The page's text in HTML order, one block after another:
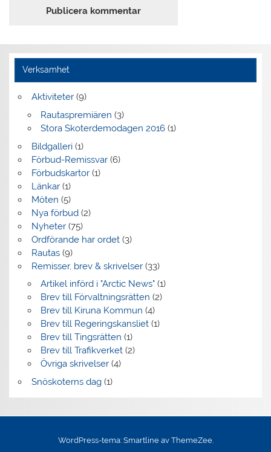
Verksamhet
Aktiviteter(9)
Rautaspremiären (3)
Stora Skoterdemodagen 2016(1)
Bildgalleri(1)
Förbud-Remissvar(6)
Förbudskartor(1)
Länkar(1)
Möten (5)
Nya förbud(2)
Nyheter(75)
Ordförande har ordet(3)
Rautas(9)
Remisser, brev & skrivelser(33)
Artikel införd i "Arctic News"(1)
Brev till Förvaltningsrätten (2)
Brev till Kiruna Kommun (4)
Brev till Regeringskansliet(1)
Brev till Tingsrätten (1)
Brev till Trafikverket(2)
Övriga skrivelser(4)
Snöskoterns dag(1)
WordPress-tema: Smartline av ThemeZee.